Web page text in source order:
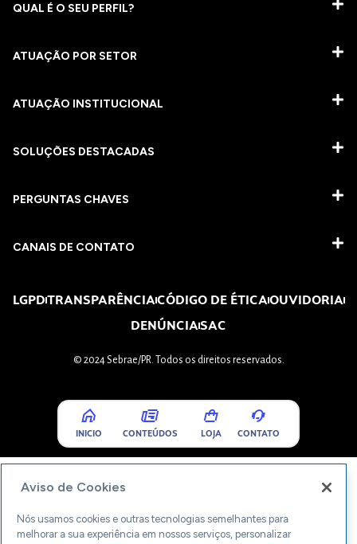
QUAL É O SEU PERFIL?
ATUAÇÃO POR SETOR
ATUAÇÃO INSTITUCIONAL
SOLUÇÕES DESTACADAS
PERGUNTAS CHAVES​
CANAIS DE CONTATO
LGPDTRANSPARÊNCIACÓDIGO DE ÉTICAOUVIDORIA
DENÚNCIASAC
© 2024 Sebrae/PR. Todos os direitos reservados.
INICIO CONTEÚDOS LOJA CONTATO
Aviso de Cookies
Nós usamos cookies e outras tecnologias semelhantes para
melhorar a sua experiência em nossos serviços, personalizar